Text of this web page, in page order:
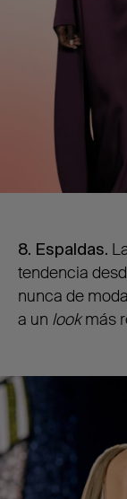
8. Espaldas.
tendencia
nunca de
a un lookmás